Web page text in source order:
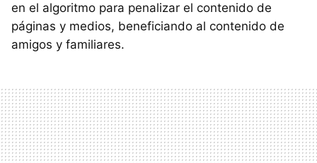
en el algoritmo para penalizar el contenido de
páginas y medios, beneficiando al contenido de
amigos y familiares.